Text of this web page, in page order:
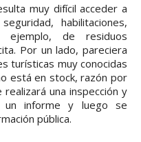
muy difícil acceder a
habilitaciones,
de residuos
Por un lado, pareciera
turísticas muy conocidas
está en stock, razón por
una inspección y
informe y luego se
pública.